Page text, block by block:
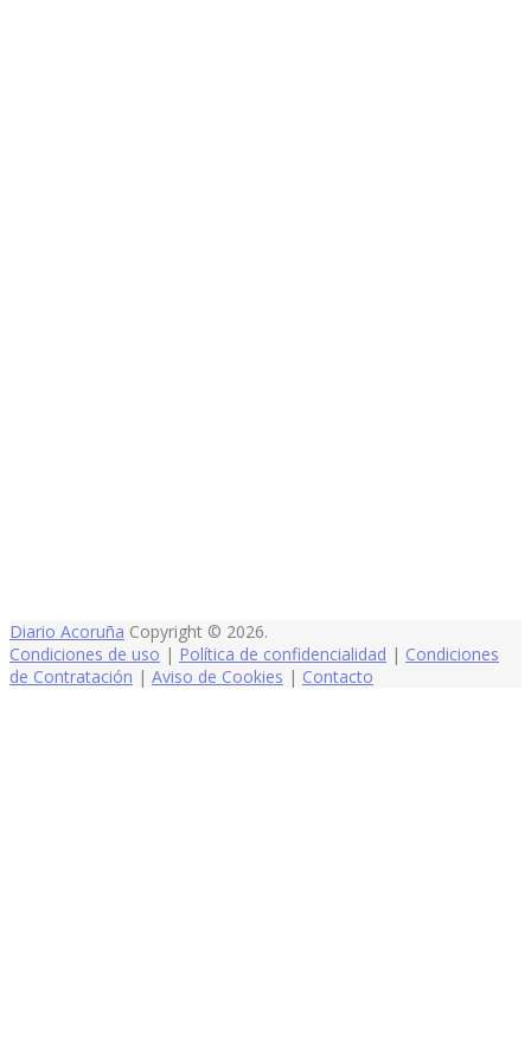
Diario Acoruña Copyright © 2026.
Condiciones de uso | Política de confidencialidad | Condiciones
de Contratación | Aviso de Cookies | Contacto